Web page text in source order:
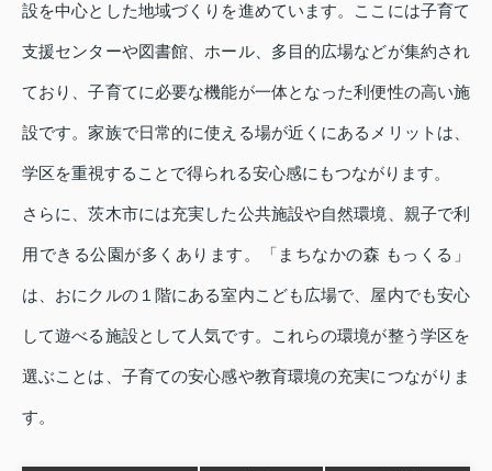
設を中心とした地域づくりを進めています。ここには子育て
支援センターや図書館、ホール、多目的広場などが集約され
ており、子育てに必要な機能が一体となった利便性の高い施
設です。家族で日常的に使える場が近くにあるメリットは、
学区を重視することで得られる安心感にもつながります。
さらに、茨木市には充実した公共施設や自然環境、親子で利
用できる公園が多くあります。「まちなかの森 もっくる」
は、おにクルの１階にある室内こども広場で、屋内でも安心
して遊べる施設として人気です。これらの環境が整う学区を
選ぶことは、子育ての安心感や教育環境の充実につながりま
す。